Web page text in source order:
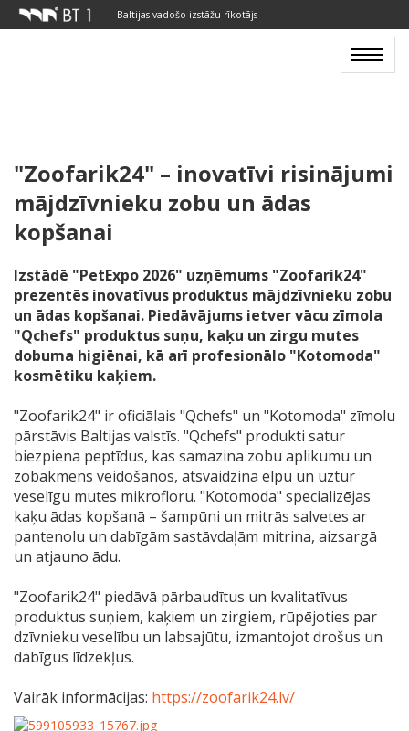
Baltijas vadošo izstāžu rīkotājs
Toggle
"Zoofarik24" – inovatīvi risinājumi
mājdzīvnieku zobu un ādas
kopšanai
Izstādē "PetExpo 2026" uzņēmums "Zoofarik24"
prezentēs inovatīvus produktus mājdzīvnieku zobu
un ādas kopšanai. Piedāvājums ietver vācu zīmola
"Qchefs" produktus suņu, kaķu un zirgu mutes
dobuma higiēnai, kā arī profesionālo "Kotomoda"
kosmētiku kaķiem.
"Zoofarik24" ir oficiālais "Qchefs" un "Kotomoda" zīmolu
pārstāvis Baltijas valstīs. "Qchefs" produkti satur
biezpiena peptīdus, kas samazina zobu aplikumu un
zobakmens veidošanos, atsvaidzina elpu un uztur
veselīgu mutes mikrofloru. "Kotomoda" specializējas
kaķu ādas kopšanā – šampūni un mitrās salvetes ar
pantenolu un dabīgām sastāvdaļām mitrina, aizsargā
un atjauno ādu.
"Zoofarik24" piedāvā pārbaudītus un kvalitatīvus
produktus suņiem, kaķiem un zirgiem, rūpējoties par
dzīvnieku veselību un labsajūtu, izmantojot drošus un
dabīgus līdzekļus.
Vairāk informācijas: https://zoofarik24.lv/